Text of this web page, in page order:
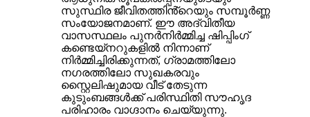
സുസ്ഥിര ജീവിതത്തിൻ്റെയും സമ്പൂർണ്ണ
സംയോജനമാണ്. ഈ അദ്വിതീയ
വാസസ്ഥലം പുനർനിർമ്മിച്ച ഷിപ്പിംഗ്
കണ്ടെയ്‌നറുകളിൽ നിന്നാണ്
നിർമ്മിച്ചിരിക്കുന്നത്, ഗ്രാമത്തിലോ
നഗരത്തിലോ സുഖകരവും
സ്റ്റൈലിഷുമായ വീട് തേടുന്ന
കുടുംബങ്ങൾക്ക് പരിസ്ഥിതി സൗഹൃദ
പരിഹാരം വാഗ്ദാനം ചെയ്യുന്നു.